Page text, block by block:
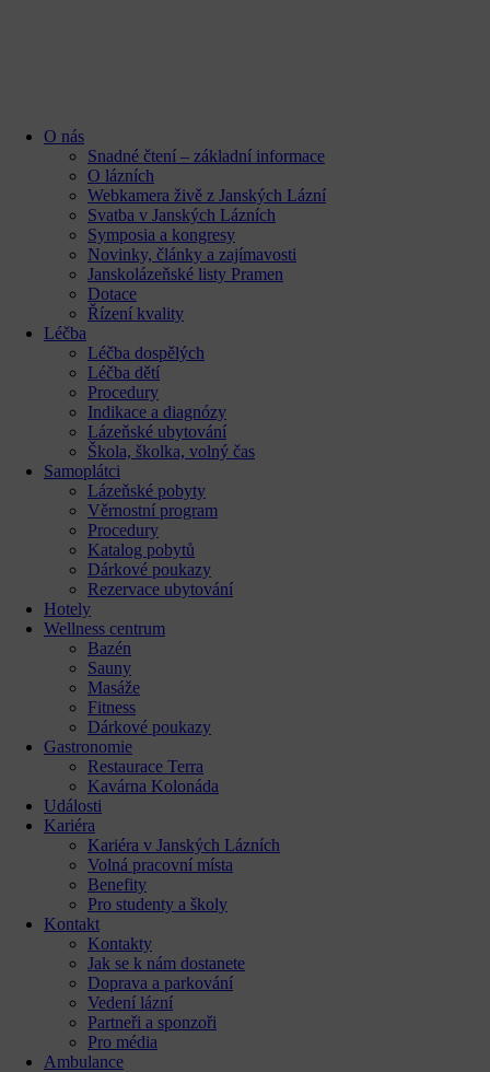
O nás
Snadné čtení – základní informace
O lázních
Webkamera živě z Janských Lázní
Svatba v Janských Lázních
Symposia a kongresy
Novinky, články a zajímavosti
Janskolázeňské listy Pramen
Dotace
Řízení kvality
Léčba
Léčba dospělých
Léčba dětí
Procedury
Indikace a diagnózy
Lázeňské ubytování
Škola, školka, volný čas
Samoplátci
Lázeňské pobyty
Věrnostní program
Procedury
Katalog pobytů
Dárkové poukazy​
Rezervace ubytování
Hotely
Wellness centrum
Bazén
Sauny
Masáže
Fitness
Dárkové poukazy​
Gastronomie
Restaurace Terra
Kavárna Kolonáda
Události
Kariéra
Kariéra v Janských Lázních
Volná pracovní místa
Benefity
Pro studenty a školy
Kontakt
Kontakty
Jak se k nám dostanete
Doprava a parkování
Vedení lázní
Partneři a sponzoři
Pro média
Ambulance